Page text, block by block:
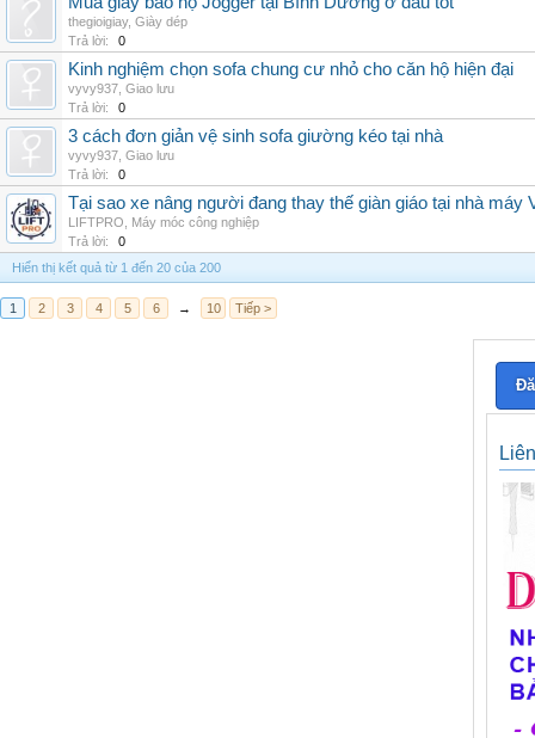
thegioigiay, Giày dép
Trả lời:
0
Kinh nghiệm chọn sofa chung cư nhỏ cho căn hộ hiện đại
vyvy937 Giao lưu
Trả lời:
0
3 cách đơn giản vệ sinh sofa giường kéo tại nhà
vyvy937 Giao lưu
Trả lời:
0
Tại sao xe nâng người đang thay thế giàn giáo tại nhà máy
LIFTPRO
Máy móc công nghiệp
Trả lời:
0
Hiển thị kết quả từ 1 đến 20 của 200
1 2 3 4 5 6 → 10 Tiếp >